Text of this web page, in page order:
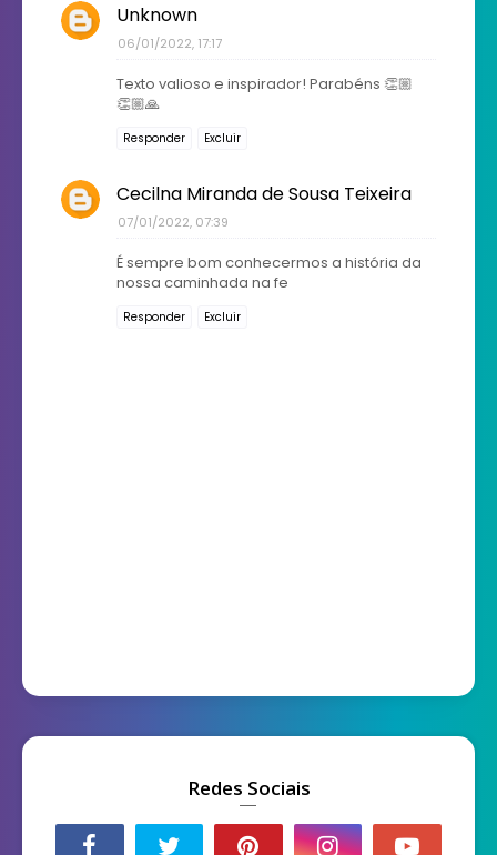
Unknown
06/01/2022, 17:17
Texto valioso e inspirador! Parabéns 👏🏼
👏🏼🙏
Responder Excluir
Cecilna Miranda de Sousa Teixeira
07/01/2022, 07:39
É sempre bom conhecermos a história da
nossa caminhada na fe
Responder Excluir
Redes Sociais